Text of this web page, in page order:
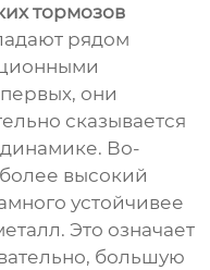
тормозов
рядом
они
сказывается
Во-
высокий
устойчивее
Это означает
большую